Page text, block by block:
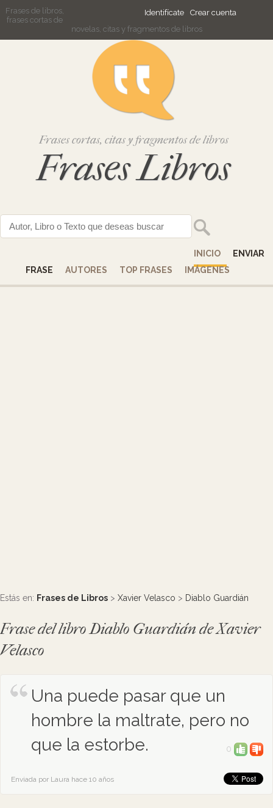
Identifícate Crear cuenta
Frases de libros,
frases cortas de
novelas, citas y fragmentos de libros
Frases cortas, citas y fragmentos de libros
Frases Libros
INICIO
ENVIAR
FRASE
AUTORES TOP FRASES IMÁGENES
Estás en: Frases de Libros > Xavier Velasco > Diablo Guardián
Frase del libro Diablo Guardián de Xavier
Velasco
Una puede pasar que un
hombre la maltrate, pero no
que la estorbe.
0
Enviada por Laura hace 10 años